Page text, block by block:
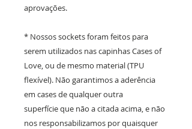
aprovações.
* Nossos sockets foram feitos para
serem utilizados nas capinhas Cases of
Love, ou de mesmo material (TPU
flexível). Não garantimos a aderência
em cases de qualquer outra
superfície que não a citada acima, e não
nos responsabilizamos por quaisquer